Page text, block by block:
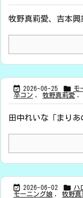
牧野真莉愛、吉本興
 2026-06-25  モ
卒コン , 牧野真莉愛 ,
田中れいな「まり
 2026-06-02  ハ
モーニング娘 , 牧野真